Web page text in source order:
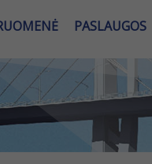
PASLAUGOS